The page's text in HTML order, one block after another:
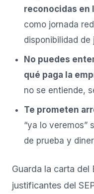
reconocidas en
como jornada
disponibilidad de
No puedes
qué paga la
no se entiende,
Te prometen
“ya lo veremos”
de prueba y
Guarda la carta del
justificantes del